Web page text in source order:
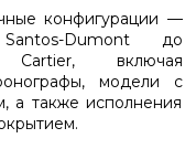
конфигурации —
Santos-Dumont до
, включая
модели с
а также исполнения